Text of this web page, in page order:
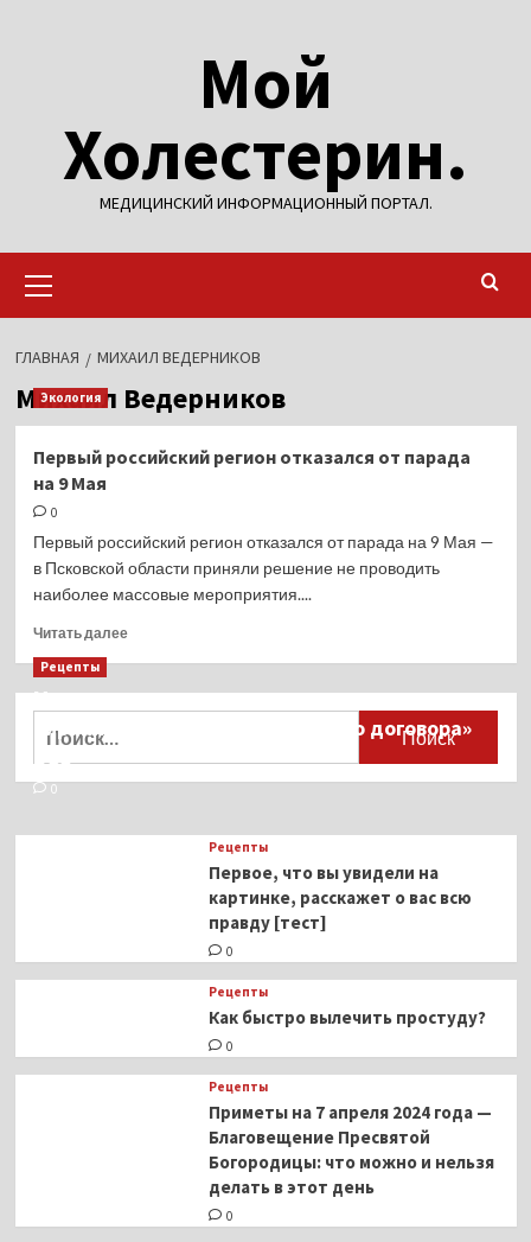
Мой
Холестерин.
МЕДИЦИНСКИЙ ИНФОРМАЦИОННЫЙ ПОРТАЛ.
меню
ГЛАВНАЯ МИХАИЛ ВЕДЕРНИКОВ
Михаил Ведерников
Экология
Первый российский регион отказался от парада
на 9 Мая
0
Первый российский регион отказался от парада на 9 Мая —
в Псковской области приняли решение не проводить
наиболее массовые мероприятия....
Читать далееПрочитать
Первый
отказался
от парада
Рецепты
Миллионы японцев восстают против
тиранического «Пандемического договора»
ВОЗ
0
Рецепты
Первое, что вы увидели на
картинке, расскажет о вас всю
правду [тест]
0
Рецепты
Как быстро вылечить простуду?
0
Рецепты
Приметы на 7 апреля 2024 года —
Благовещение Пресвятой
Богородицы: что можно и нельзя
делать в этот день
0